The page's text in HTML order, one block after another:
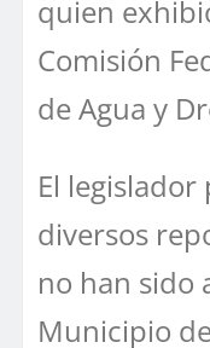
quien
Comisión
de Agua y
El
diversos
no han sido
Municipio